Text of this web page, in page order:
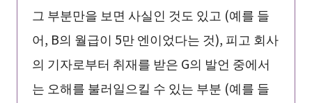
그 부분만을 보면 사실인 것도 있고 (예를 들
어, B의 월급이 5만 엔이었다는 것), 피고 회사
의 기자로부터 취재를 받은 G의 발언 중에서
는 오해를 불러일으킬 수 있는 부분 (예를 들